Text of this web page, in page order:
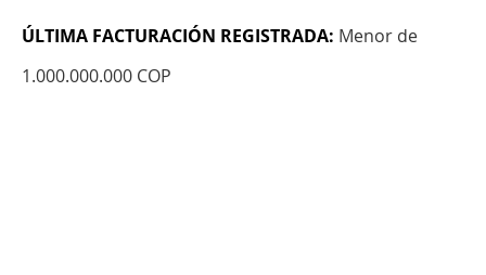
ÚLTIMA FACTURACIÓN REGISTRADA: Menor de
1.000.000.000 COP